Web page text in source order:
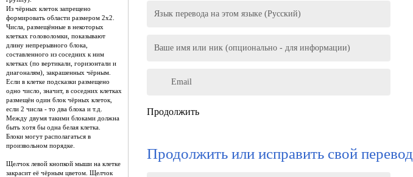
Из чёрных клеток запрещено
формировать области размером 2x2.
Числа, размещённые в некоторых
клетках головоломки, показывают
длину непрерывного блока,
составленного из соседних к ним
клетках (по вертикали, горизонтали и
диагоналям), закрашенных чёрным.
Если в клетке подсказки размещено
одно число, значит, в соседних клетках
размещён один блок чёрных клеток,
если 2 числа - то два блока и т.д.
Между двумя такими блоками должна
быть хотя бы одна белая клетка.
Блоки могут располагаться в
произвольном порядке.
Щелчок левой кнопкой мыши на клетке
закрасит её чёрным цветом. Щелчок
Язык перевода на этом языке (Русский)
Ваше имя или ник (опционально - для информации)
Email
Продолжить
Продолжить или исправить свой перевод